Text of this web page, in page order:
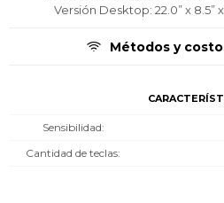
Versión Desktop: 22.0” x 8.5”
Métodos y
Sensibilidad
Cantidad de teclas